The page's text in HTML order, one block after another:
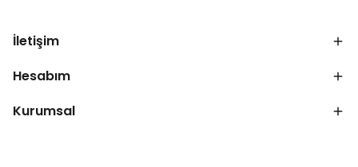
İletişim
Hesabım
Kurumsal